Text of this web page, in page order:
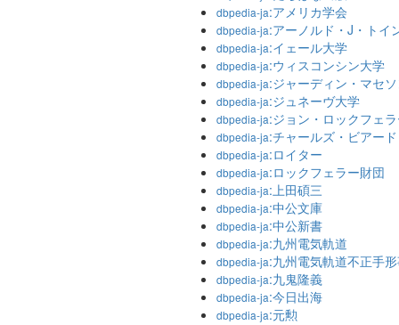
dbpedia-ja:アメリカ学会
dbpedia-ja:アーノルド・J・トイ
dbpedia-ja:イェール大学
dbpedia-ja:ウィスコンシン大学
dbpedia-ja:ジャーディン・マセ
dbpedia-ja:ジュネーヴ大学
dbpedia-ja:ジョン・ロックフェ
dbpedia-ja:チャールズ・ビアード
dbpedia-ja:ロイター
dbpedia-ja:ロックフェラー財団
dbpedia-ja:上田碩三
dbpedia-ja:中公文庫
dbpedia-ja:中公新書
dbpedia-ja:九州電気軌道
dbpedia-ja:九州電気軌道不正手
dbpedia-ja:九鬼隆義
dbpedia-ja:今日出海
dbpedia-ja:元勲